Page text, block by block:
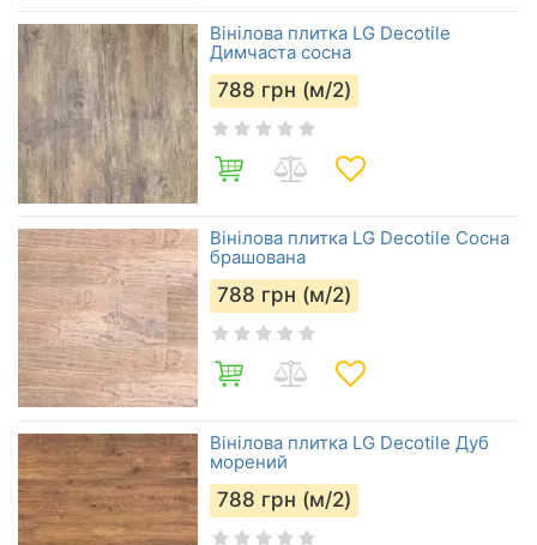
Вінілова плитка LG Decotile
Димчаста сосна
788 грн (м/2)
Вінілова плитка LG Decotile Сосна
брашована
788 грн (м/2)
Вінілова плитка LG Decotile Дуб
морений
788 грн (м/2)